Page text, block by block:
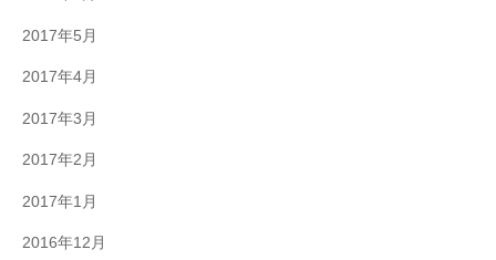
2017年5月
2017年4月
2017年3月
2017年2月
2017年1月
2016年12月